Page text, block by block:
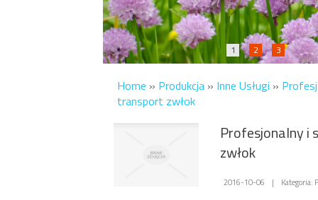
1 2 3
Home » Produkcja » Inne Usługi »
transport zwłok
Profesjonalny i
zwłok
2016-10-06 | Kategoria: